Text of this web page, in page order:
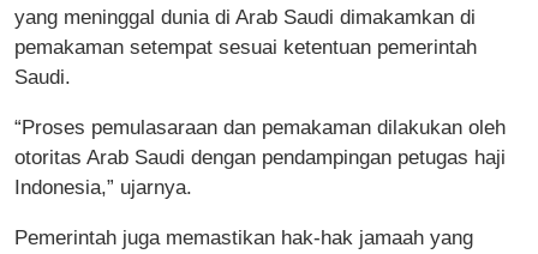
yang meninggal dunia di Arab Saudi dimakamkan di
pemakaman setempat sesuai ketentuan pemerintah
Saudi.
“Proses pemulasaraan dan pemakaman dilakukan oleh
otoritas Arab Saudi dengan pendampingan petugas haji
Indonesia,” ujarnya.
Pemerintah juga memastikan hak-hak jamaah yang